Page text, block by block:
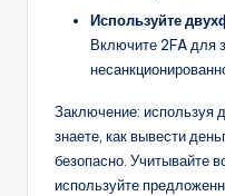
Используйте
Включите 2FA для
Заключение: используя
знаете, как вывести
безопасно. Учитывайте
используйте